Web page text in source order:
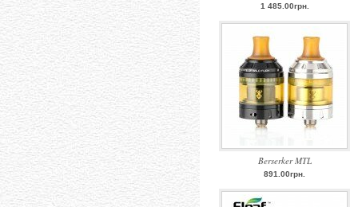
1 485.00грн.
Berserker MTL
891.00грн.